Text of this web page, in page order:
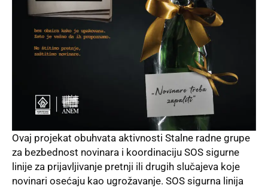
Ovaj projekat obuhvata aktivnosti Stalne radne grupe
za bezbednost novinara i koordinaciju SOS sigurne
linije za prijavljivanje pretnji ili drugih slučajeva koje
novinari osećaju kao ugrožavanje. SOS sigurna linija